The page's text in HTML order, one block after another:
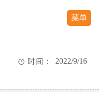
菜单
 时间： 2022/9/16